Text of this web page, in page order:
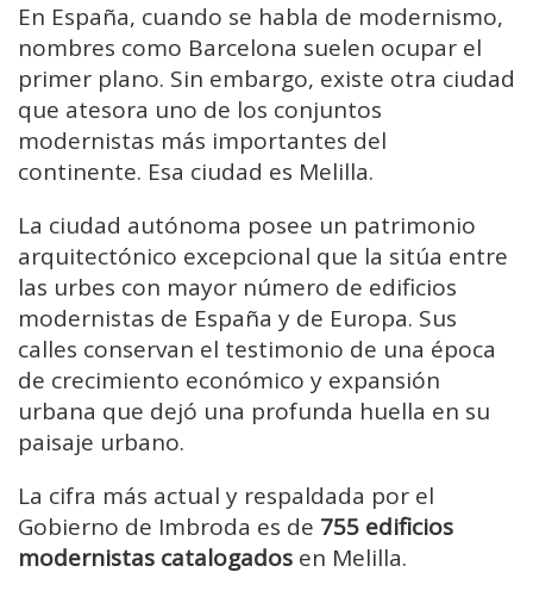
En España, cuando se habla de modernismo,
nombres como Barcelona suelen ocupar el
primer plano. Sin embargo, existe otra ciudad
que atesora uno de los conjuntos
modernistas más importantes del
continente. Esa ciudad es Melilla.
La ciudad autónoma posee un patrimonio
arquitectónico excepcional que la sitúa entre
las urbes con mayor número de edificios
modernistas de España y de Europa. Sus
calles conservan el testimonio de una época
de crecimiento económico y expansión
urbana que dejó una profunda huella en su
paisaje urbano.
La cifra más actual y respaldada por el
Gobierno de Imbroda es de 755 edificios
modernistas catalogados en Melilla.